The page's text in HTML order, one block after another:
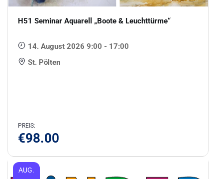
H51 Seminar Aquarell „Boote & Leuchttürme“
14. August 2026 9:00 - 17:00
St. Pölten
PREIS:
€98.00
AUG.